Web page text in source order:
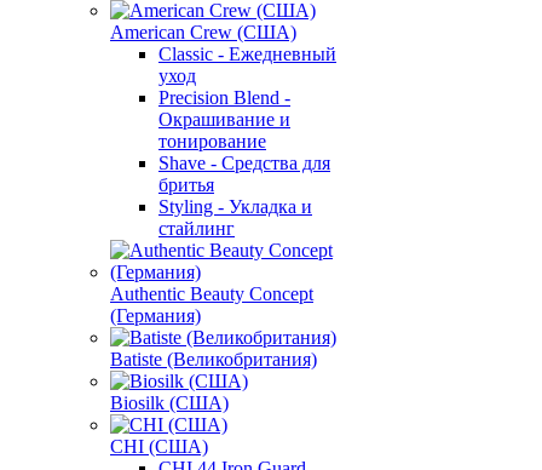
American Crew (США)
Classic - Ежедневный
уход
Precision Blend -
Окрашивание и
тонирование
Shave - Средства для
бритья
Styling - Укладка и
стайлинг
Authentic Beauty Concept
(Германия)
Batiste (Великобритания)
Biosilk (США)
CHI (США)